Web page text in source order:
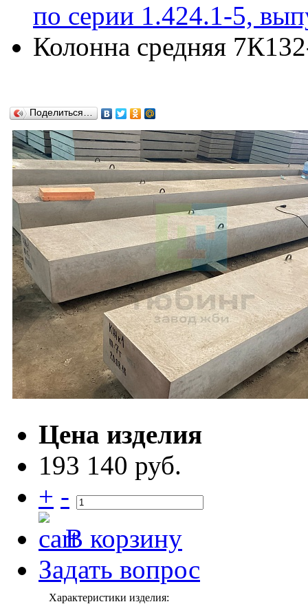
по серии 1.424.1-5,
Колонна средняя
Поделиться…
Цена изделия
193 140 руб.
+ -
В корзину
Задать вопрос
Характеристики изделия: